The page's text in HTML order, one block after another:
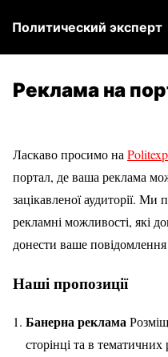
Политический эксперт
Реклама на
Ласкаво просимо на
портал, де ваша реклама
зацікавленої аудиторії. Ми
рекламні можливості, які
донести ваше повідомлення
Наші пропозиції
Банерна реклама
сторінці та в